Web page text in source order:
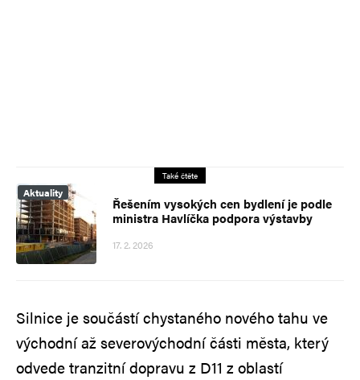
Také čtěte
Aktuality
Řešením vysokých cen bydlení je podle
ministra Havlíčka podpora výstavby
17. 2. 2026
Silnice je součástí chystaného nového tahu ve
východní až severovýchodní části města, který
odvede tranzitní dopravu z D11 z oblastí